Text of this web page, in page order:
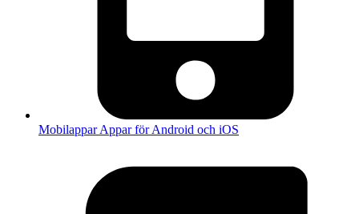
MobilapparAppar för Android och iOS